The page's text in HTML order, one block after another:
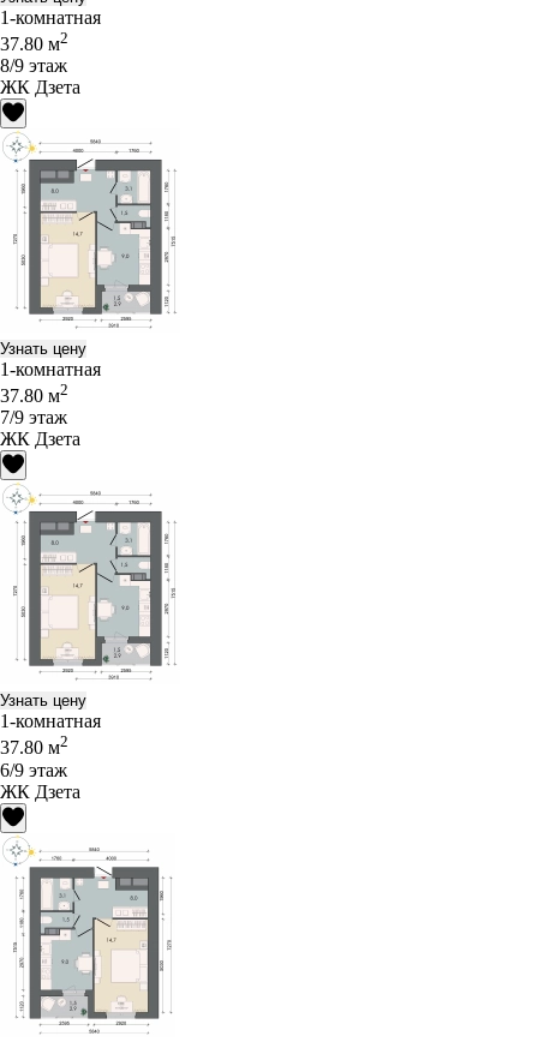
1-комнатная
37.80 м2
8/9 этаж
ЖК Дзета
Узнать цену
1-комнатная
37.80 м2
7/9 этаж
ЖК Дзета
Узнать цену
1-комнатная
37.80 м2
6/9 этаж
ЖК Дзета